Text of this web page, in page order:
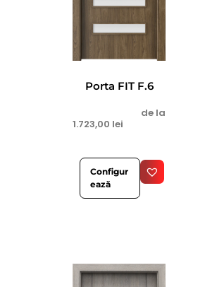
Porta FIT F.6
de la
1.723,00 lei
Configur
ează